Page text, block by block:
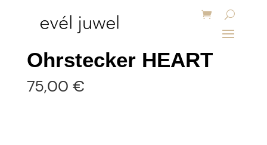
Ohrstecker HEART
75,00 €